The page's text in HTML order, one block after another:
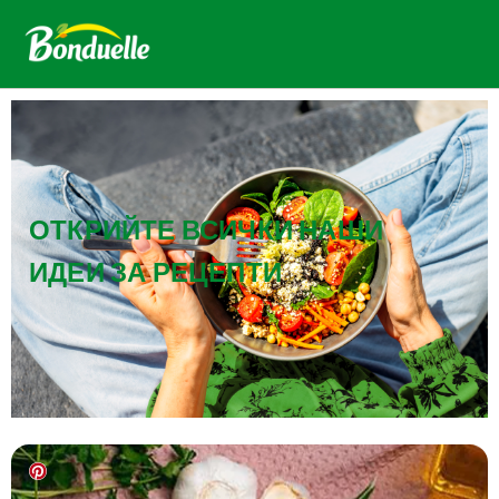
ОТКРИЙТЕ ВСИЧКИ НАШИ
ИДЕИ ЗА РЕЦЕПТИ